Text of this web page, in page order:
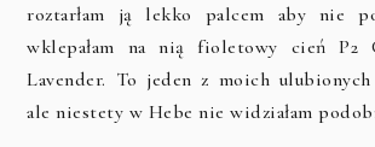
roztarłam ją lekko palcem aby nie
wklepałam na nią fioletowy cień P2
Lavender. To jeden z moich
ale niestety w Hebe nie widziałam